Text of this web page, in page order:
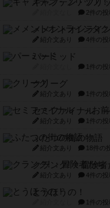
キャプテン・フリ
2件の投
メメントオンライ
紹介文あり 4件の投
パーミッド
1件の投
クリーグ
紹介文あり 1件の投
セミファイナル
紹介文あり 1件の投
ふたつの街の物語
紹介文あり 18件の
クランク! ：冒険者
紹介文あり 4件の投
とうほうの！
1件の投